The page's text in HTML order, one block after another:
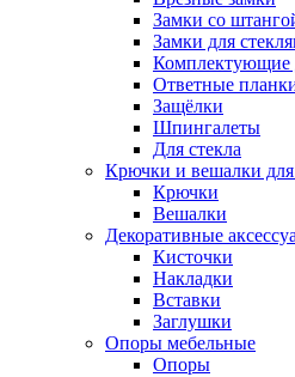
Замки со
Замки для
Комплектующие
Ответные
Защёлки
Шпингалеты
Для стекла
Крючки и вешалки
Крючки
Вешалки
Декоративные
Кисточки
Накладки
Вставки
Заглушки
Опоры мебельные
Опоры